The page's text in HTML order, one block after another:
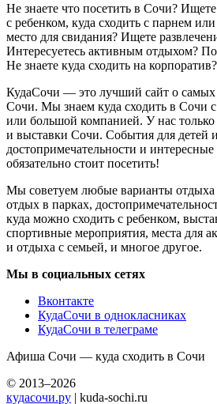
Не знаете что посетить в Сочи? Ищете
с ребенком, куда сходить с парнем
место для свидания? Ищете
Интересуетесь активным отдыхом?
Не знаете куда сходить на
КудаСочи — это лучший сайт о самых
Сочи. Мы знаем куда сходить в Сочи
или большой компанией. У нас
и выставки Сочи. События для детей
достопримечательности и
обязательно стоит посетить!
Мы советуем любые варианты
отдых в парках,
куда можно сходить с ребенком,
спортивные мероприятия, места для
и отдыха с семьей, и многое другое.
Мы в социальных сетях
Вконтакте
КудаСочи в однокласниках
КудаСочи в телеграме
Афиша Сочи — куда сходить в Сочи
© 2013–2026
кудасочи.ру | kuda-sochi.ru